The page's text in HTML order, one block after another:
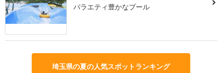
バラエティ豊かなプール
埼玉県の夏の人気スポットランキング